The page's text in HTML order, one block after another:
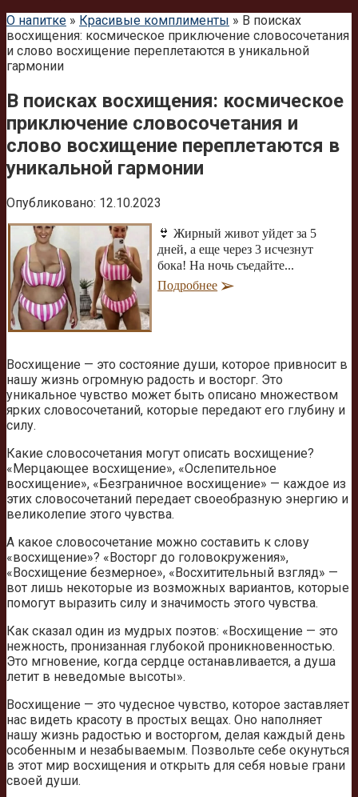
О напитке » Красивые комплименты » В поисках
восхищения: космическое приключение словосочетания
и слово восхищение переплетаются в уникальной
гармонии
В поисках восхищения: космическое
приключение словосочетания и
слово восхищение переплетаются в
уникальной гармонии
Опубликовано: 12.10.2023
👙 Жирный живот уйдет за 5
дней, а еще через 3 исчезнут
бока! На ночь съедайте...
Подробнее
Восхищение — это состояние души, которое привносит в
нашу жизнь огромную радость и восторг. Это
уникальное чувство может быть описано множеством
ярких словосочетаний, которые передают его глубину и
силу.
Какие словосочетания могут описать восхищение?
«Мерцающее восхищение», «Ослепительное
восхищение», «Безграничное восхищение» — каждое из
этих словосочетаний передает своеобразную энергию и
великолепие этого чувства.
А какое словосочетание можно составить к слову
«восхищение»? «Восторг до головокружения»,
«Восхищение безмерное», «Восхитительный взгляд» —
вот лишь некоторые из возможных вариантов, которые
помогут выразить силу и значимость этого чувства.
Как сказал один из мудрых поэтов: «Восхищение — это
нежность, пронизанная глубокой проникновенностью.
Это мгновение, когда сердце останавливается, а душа
летит в неведомые высоты».
Восхищение — это чудесное чувство, которое заставляет
нас видеть красоту в простых вещах. Оно наполняет
нашу жизнь радостью и восторгом, делая каждый день
особенным и незабываемым. Позвольте себе окунуться
в этот мир восхищения и открыть для себя новые грани
своей души.